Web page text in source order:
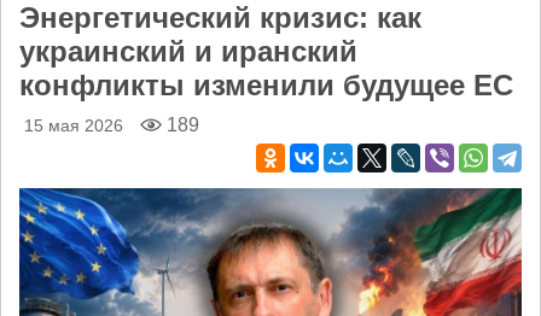
Энергетический кризис: как
украинский и иранский
конфликты изменили будущее ЕС
15 мая 2026 189